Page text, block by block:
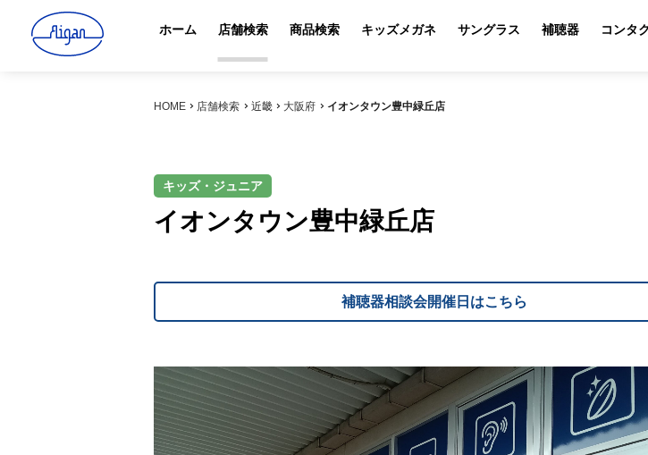
ホーム 店舗検索 商品検索 キッズメガネ サングラス 補聴器 コンタ
HOME 店舗検索 近畿 大阪府 イオンタウン豊中緑丘店
キッズ・ジュニア
イオンタウン豊中緑丘店
補聴器相談会開催日はこちら